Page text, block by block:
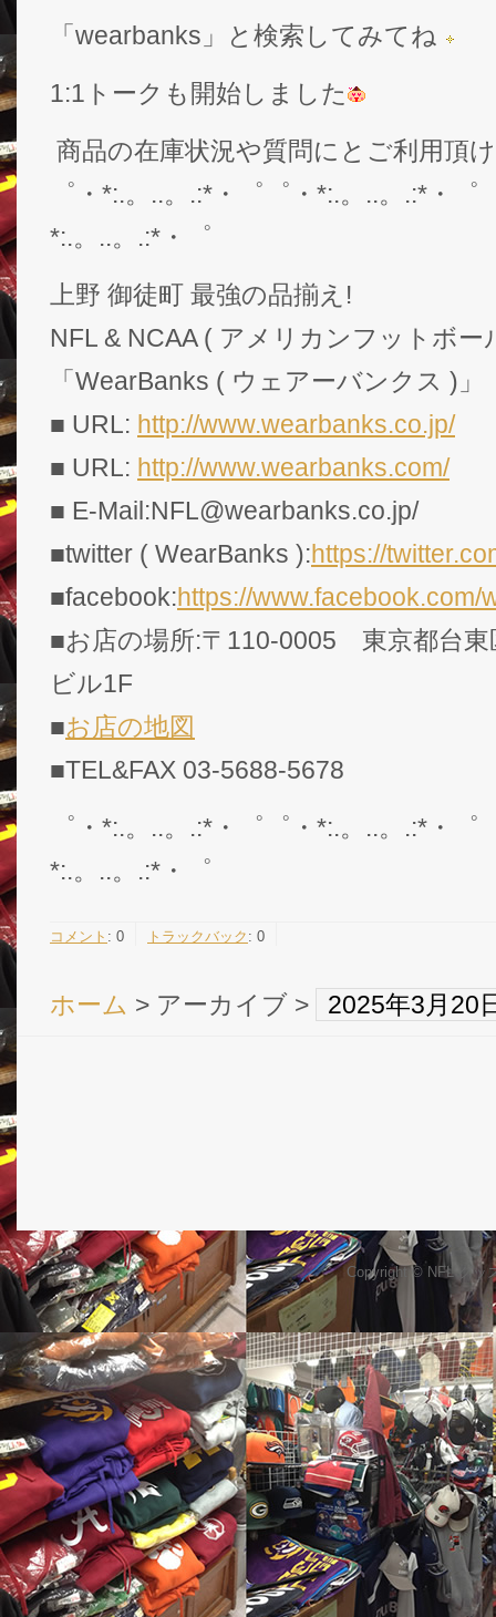
「wearbanks」と検索してみてね
1:1トークも開始しました
商品の在庫状況や質問にとご利用頂
゜・*:.。..。.:*・゜゜・*:.。..。.:*・
*:.。..。.:*・゜
上野 御徒町 最強の品揃え!
NFL & NCAA ( アメリカンフットボー
「WearBanks ( ウェアーバンクス )」
■ URL: http://www.wearbanks.co.jp/
■ URL: http://www.wearbanks.com/
■ E-Mail:NFL@wearbanks.co.jp/
■twitter ( WearBanks ):https://
■facebook:https://www.facebook.com/
■お店の場所:〒110-0005 東京都台
ビル1F
■お店の地図
■TEL&FAX 03-5688-5678
゜・*:.。..。.:*・゜゜・*:.。..。.:*・
*:.。..。.:*・゜
コメント : 0 トラックバック : 0
ホーム > アーカイブ > 2025年3月20
Copyright © NFL グッ